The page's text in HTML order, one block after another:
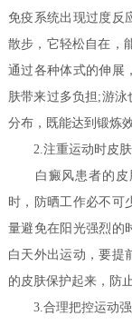
免疫系统出现过度反
散步，它轻松自在，
通过各种体式的伸展
肤带来过多负担;游
分布，既能达到锻炼
2.注重运动时皮肤
白癜风患者的皮
时，防晒工作必不可
量避免在阳光强烈的
白天外出运动，要提
的皮肤保护起来，防
3.合理把控运动